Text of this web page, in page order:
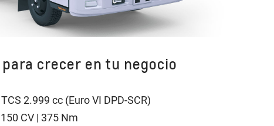
para crecer en tu negocio​
2.999 cc (Euro VI DPD-SCR)​
CV | 375 Nm